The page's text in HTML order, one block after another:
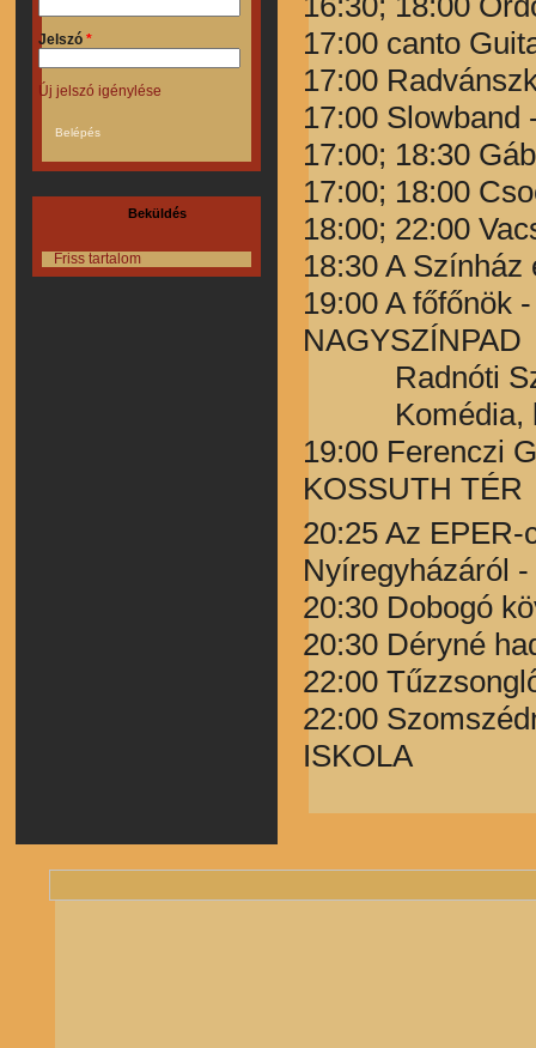
Jelszó *
Új jelszó igénylése
Beküldés
Friss tartalom
17:00 canto
17:00
17:00 Slowband
17:00; 18:30
17:00; 18:00
18:00; 22:00
18:30 A
19:00 A főfőnök
NAGYSZÍNPAD
Radnóti
Komédia,
19:00 Ferenczi
KOSSUTH TÉR
20:25 Az
Nyíregyházáról
20:30 Dobogó
20:30 Déryné
22:00
22:00
ISKOLA